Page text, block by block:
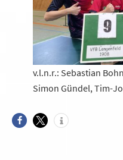
v.l.n.r.: Sebastian
Simon Gündel, Tim-